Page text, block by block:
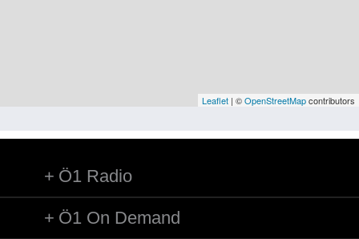
Vorarlberg
Natur und Landwirtschaft
Leaflet | ©OpenStreetMapcontributors
Ö1 Radio
Ö1 On Demand